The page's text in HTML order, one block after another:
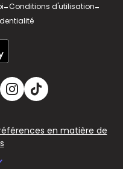
-Conditions d'utilisation-
en matière de